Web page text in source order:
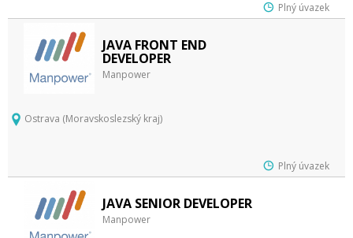
Plný úvazek
JAVA FRONT END
DEVELOPER
Manpower
Ostrava (Moravskoslezský kraj)
Plný úvazek
JAVA SENIOR DEVELOPER
Manpower